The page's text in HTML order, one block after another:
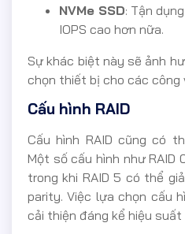
NVMe SSD: Tận
IOPS cao hơn nữa.
Sự khác biệt này sẽ ảnh
chọn thiết bị cho các công
Cấu hình RAID
Cấu hình RAID cũng có
Một số cấu hình như RAID
trong khi RAID 5 có thể
parity. Việc lựa chọn cấu
cải thiện đáng kể hiệu